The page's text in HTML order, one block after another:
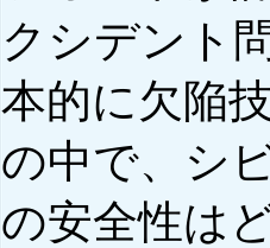
クシデント
本的に欠陥
の中で、シ
の安全性は